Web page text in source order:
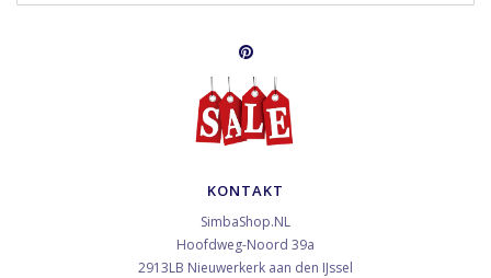
KONTAKT
SimbaShop.NL
Hoofdweg-Noord 39a
2913LB Nieuwerkerk aan den IJssel